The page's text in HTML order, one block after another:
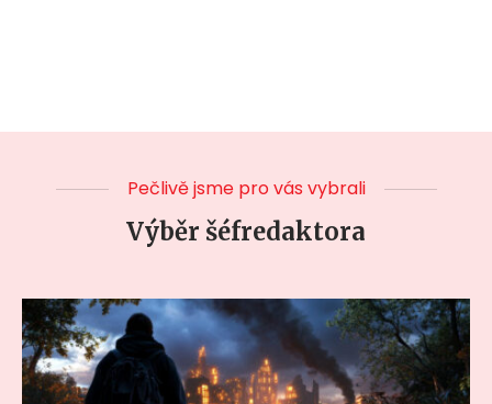
Pečlivě jsme pro vás vybrali
Výběr šéfredaktora